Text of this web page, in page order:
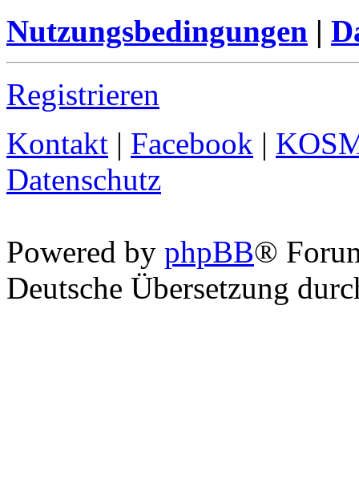
Nutzungsbedingungen |
Registrieren
Kontakt | Facebook |
Datenschutz
Powered by phpBB®
Deutsche Übersetzung